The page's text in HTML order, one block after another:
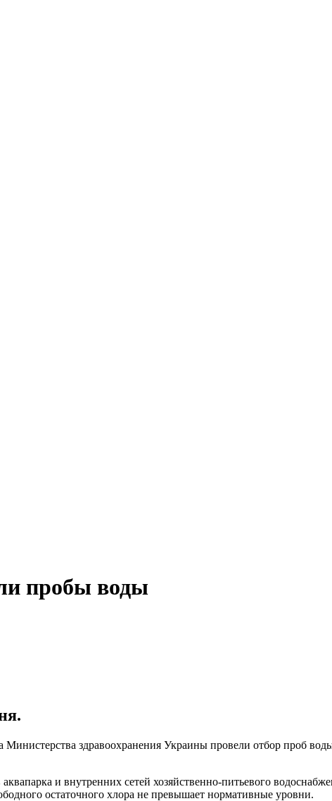
пробы воды
Министерства здравоохранения Украины провели отбор проб
и внутренних сетей хозяйственно-питьевого
остаточного хлора не превышает нормативные уровни.